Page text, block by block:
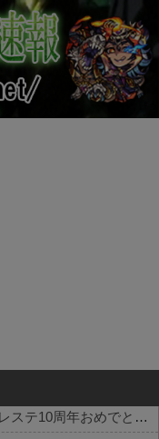
【祝】 シンデレラガールズ13周年！デレステ10周年おめでとう！ガチャ更新SSR八神マキノ・イベントSRイヴ、SR望月聖！